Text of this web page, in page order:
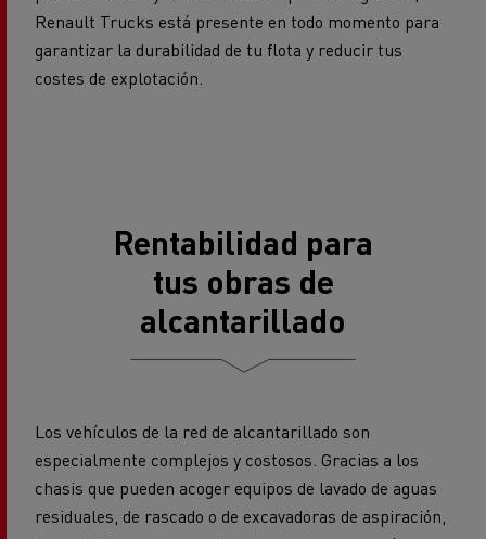
costes de explotación.
tus obras de
alcantarillado
chasis que pueden acoger equipos de lavado de aguas
residuales, de rascado o de excavadoras de aspiración,
Renault Trucks te permite adaptar la carrocería que
desees al mejor coste y en el menor tiempo posible.